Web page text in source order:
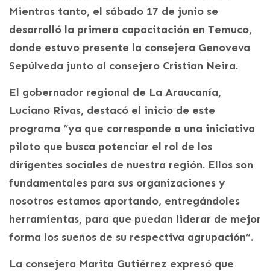
Mientras tanto, el sábado 17 de junio se
desarrolló la primera capacitación en Temuco,
donde estuvo presente la consejera Genoveva
Sepúlveda junto al consejero Cristian Neira.
El gobernador regional de La Araucanía,
Luciano Rivas, destacó el inicio de este
programa “ya que corresponde a una iniciativa
piloto que busca potenciar el rol de los
dirigentes sociales de nuestra región. Ellos son
fundamentales para sus organizaciones y
nosotros estamos aportando, entregándoles
herramientas, para que puedan liderar de mejor
forma los sueños de su respectiva agrupación”.
La consejera Marita Gutiérrez expresó que